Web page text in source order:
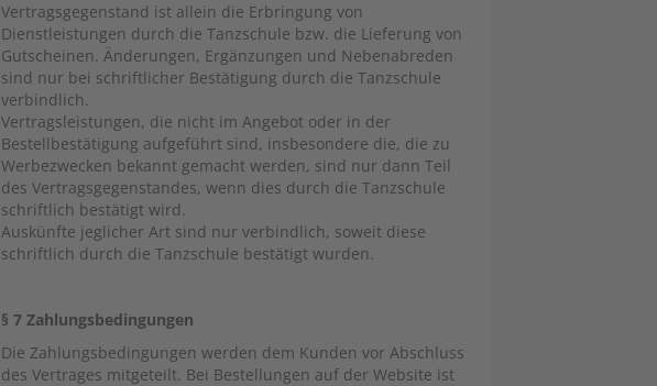
Vertragsgegenstand ist allein die Erbringung von
Dienstleistungen durch die Tanzschule bzw. die Lieferung von
Gutscheinen. Änderungen, Ergänzungen und Nebenabreden
sind nur bei schriftlicher Bestätigung durch die Tanzschule
verbindlich.
Vertragsleistungen, die nicht im Angebot oder in der
Bestellbestätigung aufgeführt sind, insbesondere die, die zu
Werbezwecken bekannt gemacht werden, sind nur dann Teil
des Vertragsgegenstandes, wenn dies durch die Tanzschule
schriftlich bestätigt wird.
Auskünfte jeglicher Art sind nur verbindlich, soweit diese
schriftlich durch die Tanzschule bestätigt wurden.
§ 7 Zahlungsbedingungen
Die Zahlungsbedingungen werden dem Kunden vor Abschluss
des Vertrages mitgeteilt. Bei Bestellungen auf der Website ist